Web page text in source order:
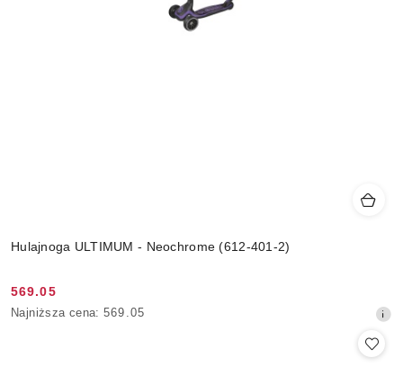
Hulajnoga ULTIMUM - Neochrome (612-401-2)
Cena
promocyjna:
569.05
Najniższa
Najniższa cena: 569.05